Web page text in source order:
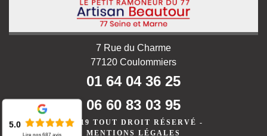
7 Rue du Charme
77120 Coulommiers
01 64 04 36 25
06 60 83 03 95
©2019 TOUT DROIT RÉSERVÉ -
MENTIONS LÉGALES
5.0
Lire nos687 avis